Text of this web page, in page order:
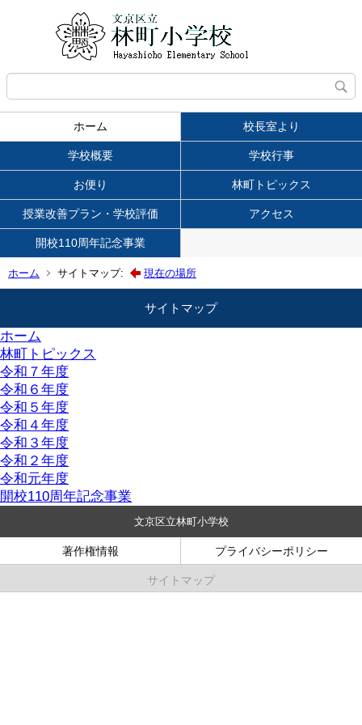
ホーム 校長室より
学校概要 学校行事
お便り 林町トピックス
授業改善プラン・学校評価 アクセス
開校110周年記念事業
ホーム サイトマップ: 現在の場所
サイトマップ
ホーム
林町トピックス
令和７年度
令和６年度
令和５年度
令和４年度
令和３年度
令和２年度
令和元年度
開校110周年記念事業
文京区立林町小学校
著作権情報 プライバシーポリシー
サイトマップ